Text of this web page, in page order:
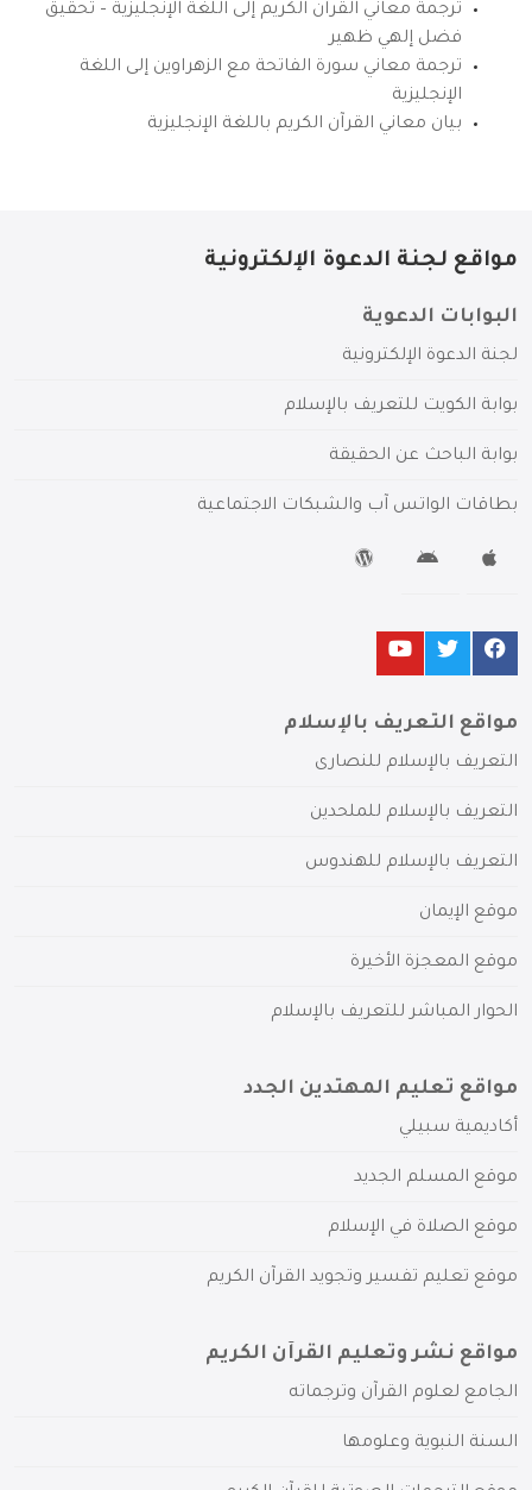
ترجمة معاني القرآن الكريم إلى اللغة الإنجليزية – تحقيق
فضل إلهي ظهير
ترجمة معاني سورة الفاتحة مع الزهراوين إلى اللغة
الإنجليزية
بيان معاني القرآن الكريم باللغة الإنجليزية
مواقع لجنة الدعوة الإلكترونية
البوابات الدعوية
لجنة الدعوة الإلكترونية
بوابة الكويت للتعريف بالإسلام
بوابة الباحث عن الحقيقة
بطاقات الواتس آب والشبكات الاجتماعية
مواقع التعريف بالإسلام
التعريف بالإسلام للنصارى
التعريف بالإسلام للملحدين
التعريف بالإسلام للهندوس
موقع الإيمان
موقع المعجزة الأخيرة
الحوار المباشر للتعريف بالإسلام
مواقع تعليم المهتدين الجدد
أكاديمية سبيلي
موقع المسلم الجديد
موقع الصلاة في الإسلام
موقع تعليم تفسير وتجويد القرآن الكريم
مواقع نشر وتعليم القرآن الكريم
الجامع لعلوم القرآن وترجماته
السنة النبوية وعلومها